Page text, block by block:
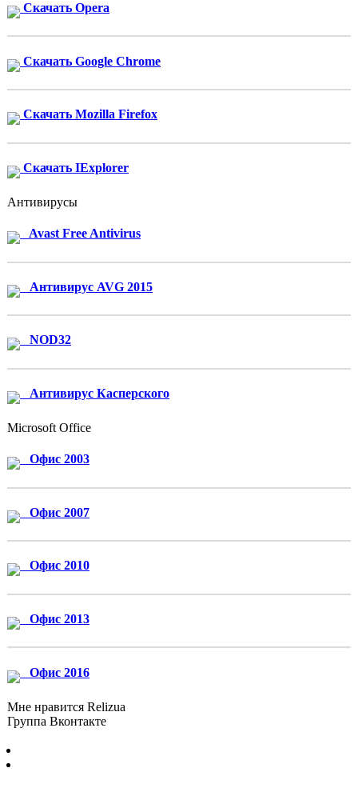
Скачать Opera
Скачать Google Chrome
Скачать Mozilla Firefox
Скачать IExplorer
Антивирусы
Avast Free Antivirus
Антивирус AVG 2015
NOD32
Антивирус Касперского
Microsoft Office
Офис 2003
Офис 2007
Офис 2010
Офис 2013
Офис 2016
Мне нравится Relizua
Группа Вконтакте